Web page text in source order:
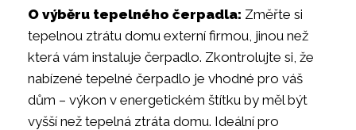
O výběru tepelného čerpadla: Změřte si
tepelnou ztrátu domu externí firmou, jinou než
která vám instaluje čerpadlo. Zkontrolujte si, že
nabízené tepelné čerpadlo je vhodné pro váš
dům – výkon v energetickém štítku by měl být
vyšší než tepelná ztráta domu. Ideální pro